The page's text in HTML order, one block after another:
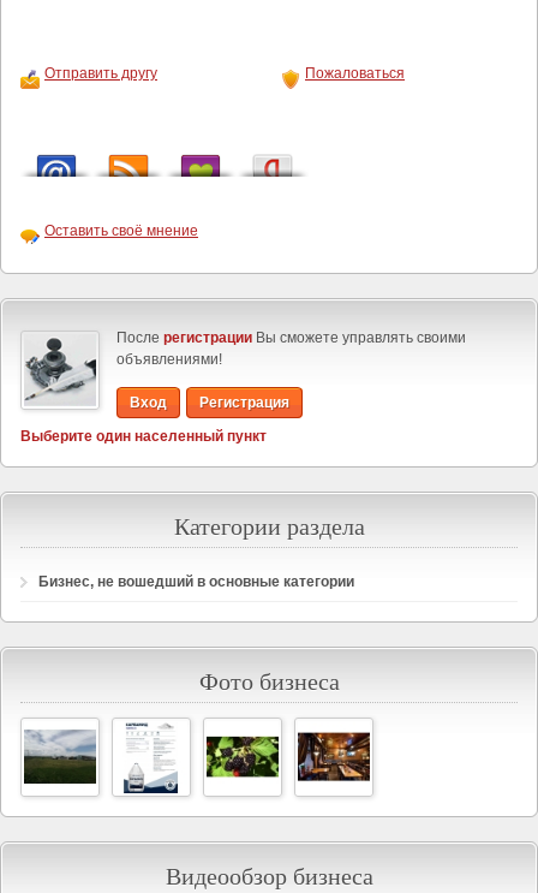
Отправить другу Пожаловаться
Оставить своё мнение
После регистрации Вы сможете управлять своими
объявлениями!
Вход
Регистрация
Выберите один населенный пункт
Категории раздела
Бизнес, не вошедший в основные категории
Фото бизнеса
Видеообзор бизнеса